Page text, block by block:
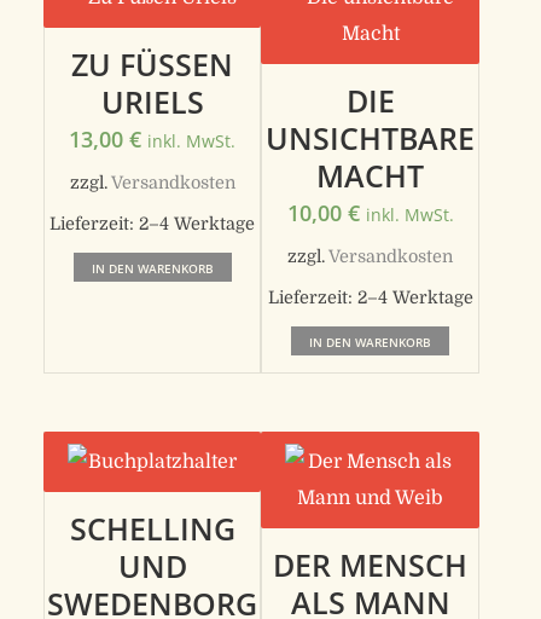
ZU FÜSSEN
URIELS
13,00€ inkl. MwSt.
zzgl.Versandkosten
Lieferzeit:2–4 Werktage
IN DEN WARENKORB
DIE
UNSICHTBARE
MACHT
10,00 € inkl. MwSt.
zzgl.Versandkosten
Lieferzeit: 2–4 Werktage
IN DEN WARENKORB
SCHELLING
UND
SWEDENBORG
DER MENSCH
ALS MANN